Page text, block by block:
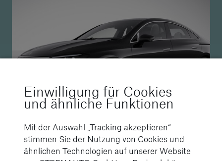
Einwilligung für Cookies
und ähnliche Funktionen
Mit der Auswahl „Tracking akzeptieren“
stimmen Sie der Nutzung von Cookies und
ähnlichen Technologien auf unserer Website